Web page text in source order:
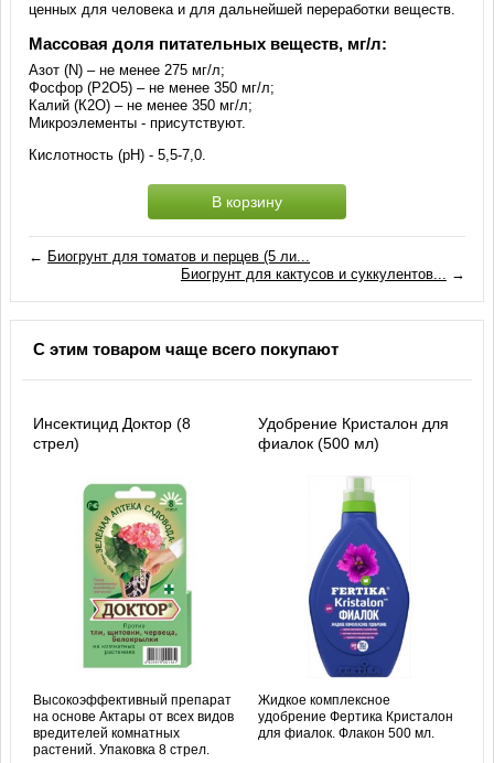
ценных для человека и для дальнейшей переработки веществ.
Массовая доля питательных веществ, мг/л:
Азот (N) – не менее 275 мг/л;
Фосфор (Р2О5) – не менее 350 мг/л;
Калий (К2О) – не менее 350 мг/л;
Микроэлементы - присутствуют.
Кислотность (рН) - 5,5-7,0.
В корзину
← Биогрунт для томатов и перцев (5 ли...
Биогрунт для кактусов и суккулентов... →
С этим товаром чаще всего покупают
Инсектицид Доктор (8
стрел)
Высокоэффективный препарат
на основе Актары от всех видов
вредителей комнатных
растений. Упаковка 8 стрел.
Удобрение Кристалон для
фиалок (500 мл)
Жидкое комплексное
удобрение Фертика Кристалон
для фиалок. Флакон 500 мл.